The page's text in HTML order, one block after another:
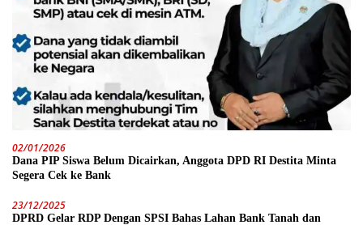
02/01/2026
Dana PIP Siswa Belum Dicairkan, Anggota DPD RI Destita Minta
Segera Cek ke Bank
23/12/2025
DPRD Gelar RDP Dengan SPSI Bahas Lahan Bank Tanah dan